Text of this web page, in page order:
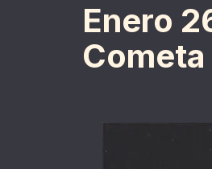
Enero
Cometa